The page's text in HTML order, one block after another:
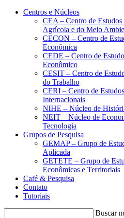
Conteúdo principal Menu principal
Centros e Núcleos
CEA – Centro de
Agrícola e do Meio
CECON – Centro de
Econômica
CEDE – Centro de
Econômico
CESIT – Centro de
do Trabalho
CERI – Centro de
Internacionais
NIHE – Núcleo de
NEIT – Núcleo de
Tecnologia
Grupos de Pesquisa
GEMAP – Grupo de
Aplicada
GETETE – Grupo de
Econômicas e Territoriais
Café & Pesquisa
Contato
Tutoriais
Buscar